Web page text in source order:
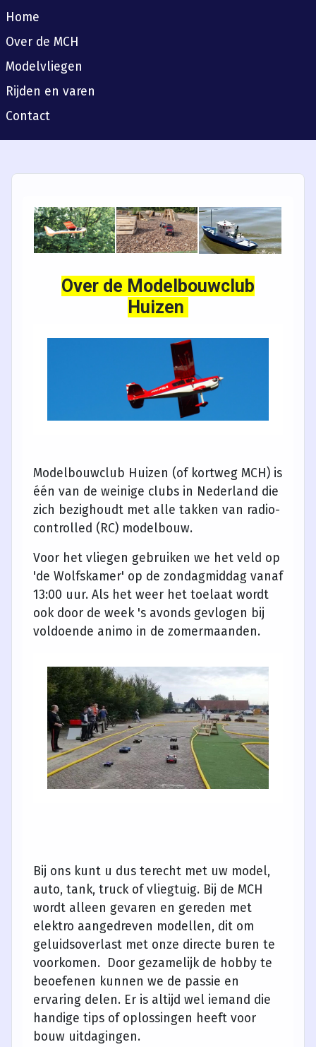
Home
Over de MCH
Modelvliegen
Rijden en varen
Contact
Over de Modelbouwclub
Huizen
Modelbouwclub Huizen (of kortweg MCH) is
één van de weinige clubs in Nederland die
zich bezighoudt met alle takken van radio-
controlled (RC) modelbouw.
Voor het vliegen gebruiken we het veld op
'de Wolfskamer' op de zondagmiddag vanaf
13:00 uur. Als het weer het toelaat wordt
ook door de week 's avonds gevlogen bij
voldoende animo in de zomermaanden.
Bij ons kunt u dus terecht met uw model,
auto, tank, truck of vliegtuig. Bij de MCH
wordt alleen gevaren en gereden met
elektro aangedreven modellen, dit om
geluidsoverlast met onze directe buren te
voorkomen. Door gezamelijk de hobby te
beoefenen kunnen we de passie en
ervaring delen. Er is altijd wel iemand die
handige tips of oplossingen heeft voor
bouw uitdagingen.